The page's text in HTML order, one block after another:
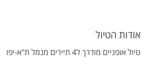
אודות הטיול
טיול אופניים מודרך ל4 תיירים מנמל ת"א-יפו